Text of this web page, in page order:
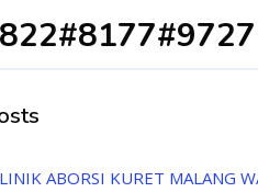
ABORSI KURET MALANG